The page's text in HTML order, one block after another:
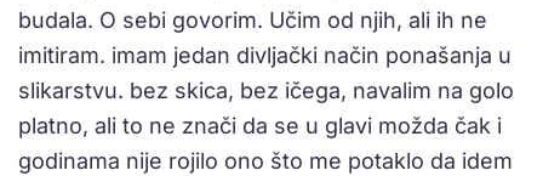
budala. O sebi govorim. Učim od njih, ali ih ne
imitiram. imam jedan divljački način ponašanja u
slikarstvu. bez skica, bez ičega, navalim na golo
platno, ali to ne znači da se u glavi možda čak i
godinama nije rojilo ono što me potaklo da idem